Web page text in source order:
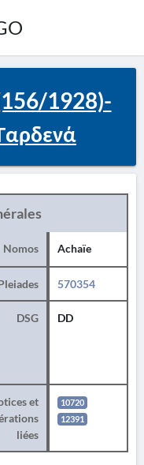
1928)-
Nomos Achaïe
570354
DSG DD
et
liées
10720
12391